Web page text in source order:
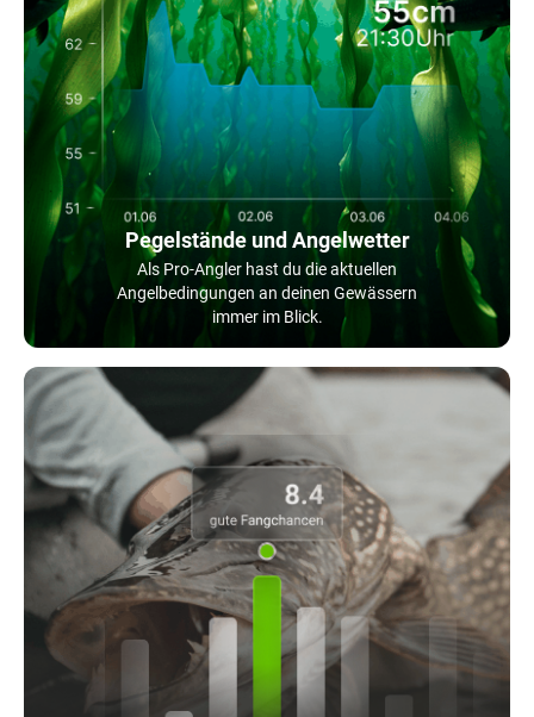
Pegelstände und Angelwetter
Als Pro-Angler hast du die aktuellen
Angelbedingungen an deinen Gewässern
immer im Blick.